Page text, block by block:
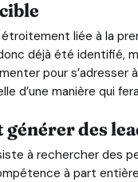
liée à la
déjà été identifié,
pour
d’une manière qui
des
à rechercher des
à part